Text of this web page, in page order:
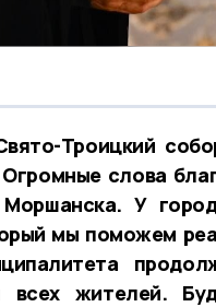
Троицкий
слова
Моршанска. У
мы поможем
всех жителей.